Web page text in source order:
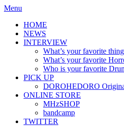
Menu
HOME
NEWS
INTERVIEW
What’s your favorite
What’s your favorite
Who is your favorite
PICK UP
DOROHEDORO
ONLINE STORE
MHzSHOP
bandcamp
TWITTER